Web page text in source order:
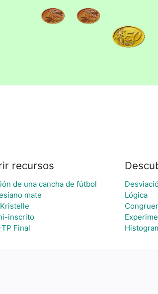
recursos
de una cancha de fútbol
mate
inscrito
Final
Lógica